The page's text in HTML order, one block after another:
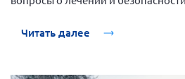
Читать далее